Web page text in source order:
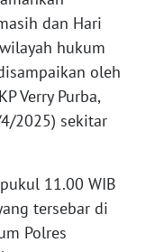
dan Hari
hukum
oleh
Verry Purba,
2025) sekitar
11.00 WIB
tersebar di
Polres